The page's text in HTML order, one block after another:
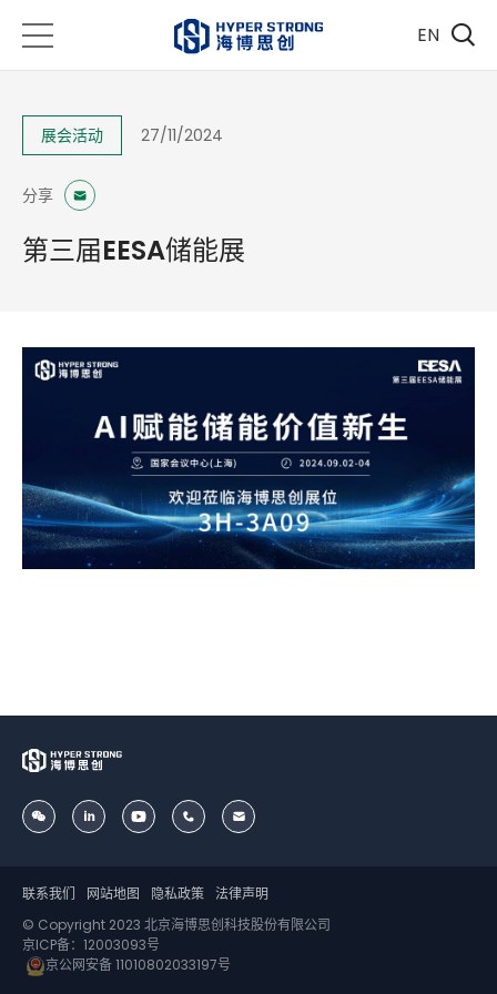
EN
展会活动 27/11/2024
分享
第三届EESA储能展
© Copyright 2023 北京海博思创科技股份有限公司
京ICP备：12003093号
京公网安备 11010802033197号
联系我们 网站地图 隐私政策 法律声明